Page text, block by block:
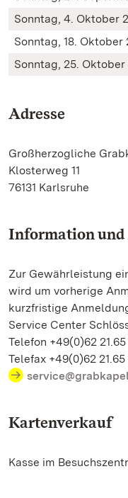
Sonntag, 4. Oktober
Sonntag, 18. Oktober
Sonntag, 25. Oktober
Adresse
Großherzogliche
Klosterweg 11
76131 Karlsruhe
Information
Zur Gewährleistung
wird um vorherige
kurzfristige
Service Center
Telefon +49(0)62
Telefax +49(0)62 21.65
Kartenverkauf
Kasse im